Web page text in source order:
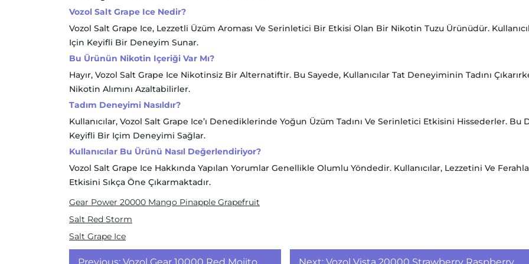
Vozol Salt Grape Ice Nedir?
Vozol Salt Grape Ice, Lezzetli Üzüm Aroması Ve Serinletici Bir Etkisi Olan Bir Nikotin Tuzu Ürünüdür.
Için Keyifli Bir Deneyim Sunar.
Bu Ürünün Nikotin Içeriği Var Mı?
Hayır, Vozol Salt Grape Ice Nikotinsiz Bir Alternatiftir. Bu Sayede, Kullanıcılar Tat Deneyiminin Tadını
Nikotin Alımını Azaltabilirler.
Tadım Deneyimi Nasıldır?
Kullanıcılar, Vozol Salt Grape Ice’ı Denediklerinde Yoğun Üzüm Tadını Ve Serinletici Etkisini Hissederler. Bu
Keyifli Bir Içim Deneyimi Sağlar.
Kullanıcılar Bu Ürünü Nasıl Değerlendiriyor?
Vozol Salt Grape Ice Hakkında Yapılan Yorumlar Genellikle Olumlu Yöndedir. Kullanıcılar, Lezzetini Ve
Etkisini Sıkça Öne Çıkarmaktadır.
Gear Power 20000 Mango Pinapple Grapefruit
Salt Red Storm
Salt Grape Ice